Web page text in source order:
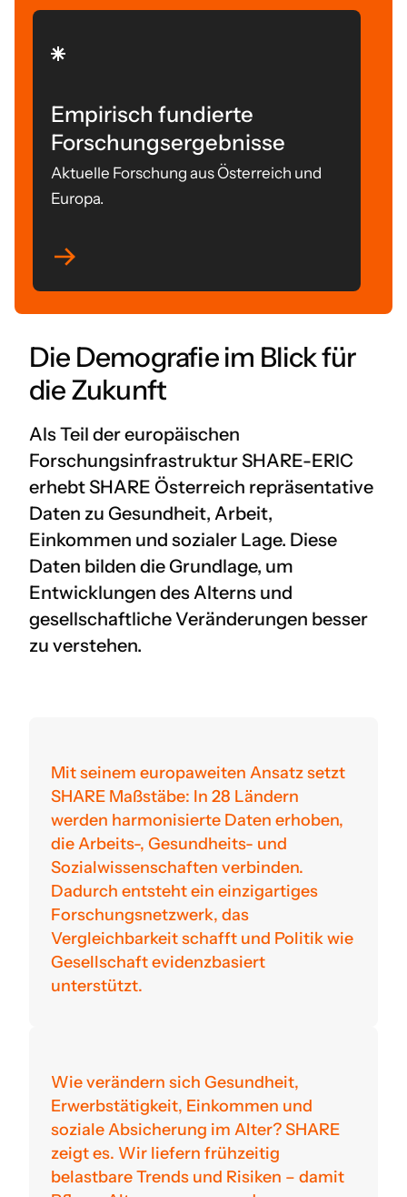
Empirisch fundierte
Forschungsergebnisse
Aktuelle Forschung aus Österreich und
Europa.
Die Demografie im Blick für
die Zukunft
Als Teil der europäischen
Forschungsinfrastruktur SHARE-ERIC
erhebt SHARE Österreich repräsentative
Daten zu Gesundheit, Arbeit,
Einkommen und sozialer Lage. Diese
Daten bilden die Grundlage, um
Entwicklungen des Alterns und
gesellschaftliche Veränderungen besser
zu verstehen.
Mit seinem europaweiten Ansatz setzt
SHARE Maßstäbe: In 28 Ländern
werden harmonisierte Daten erhoben,
die Arbeits-, Gesundheits- und
Sozialwissenschaften verbinden.
Dadurch entsteht ein einzigartiges
Forschungsnetzwerk, das
Vergleichbarkeit schafft und Politik wie
Gesellschaft evidenzbasiert
unterstützt.
Wie verändern sich Gesundheit,
Erwerbstätigkeit, Einkommen und
soziale Absicherung im Alter? SHARE
zeigt es. Wir liefern frühzeitig
belastbare Trends und Risiken – damit